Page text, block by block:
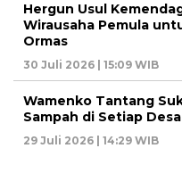
Hergun Usul
Wirausaha Pemula
Ormas
30 Juli 2026 | 15:09 WIB
Wamenko Tantang
Sampah di Setiap Desa
29 Juli 2026 | 14:29 WIB